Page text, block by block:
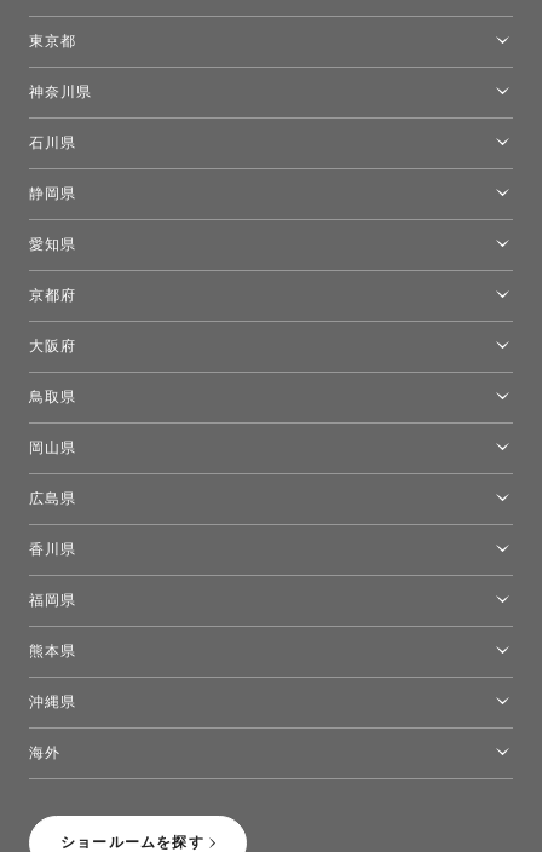
ショールームを探す
東京都
モーイ東京
キーブー東京
FLOS｜フロスデザインスペース青山
神奈川県
石川県
静岡県
愛知県
京都府
大阪府
鳥取県
岡山県
広島県
香川県
福岡県
熊本県
沖縄県
海外